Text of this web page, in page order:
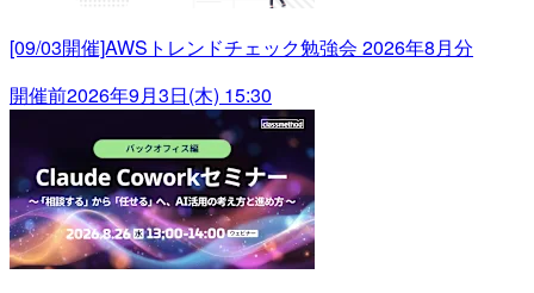
[09/03開催]AWSトレンドチェック勉強会 2026年8月分
開催前2026年9月3日(木) 15:30